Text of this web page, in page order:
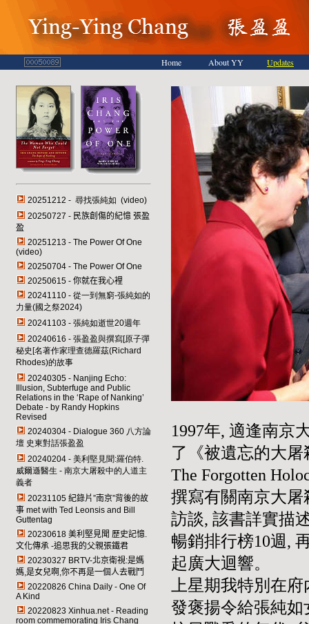
Home About YY Updates
20251212 - 尋找張純如 (video)
20250727 - 民族創傷的紀憶 張盈
盈
20251213 - The Power Of One
(video)
20250704 - The Power Of One
20250615 - 你就在我心裡
20241110 - 從一到無窮-張純如的
力量(國之祭2024)
20241103 - 張純如逝世20週年
20240616 - 張盈盈與撰寫[原子彈
秘史[名著作家理查德羅茲(Richard
Rhodes)的故事
20240305 - Nanjing Echo:
Illusion, Subterfuge and Public
Relations in the ‘Rape of Nanking’
Debate - by Randy Hopkins
Revised
20240304 - Dialogue 360 八方論
壇 史東對話張盈盈
20240204 - 美利堅見聞:羅伯特.
威爾遜醫生 - 南京大屠殺中的人道主
義者
20231105 紀錄片”南京”背後的故
事 met with Ted Leonsis and Bill
Guttentag
20230618 美利堅見聞 歷史記憶.
文化傳承 -追思我的父親張鐵君
20230327 BRTV-北京衛視:是媽
媽,是女兒啊,你不再是一個人去戰鬥
20220826 China Daily - One Of
A Kind
20220823 Xinhua.net - Reading
room commemorating Iris Chang
1997年, 適逢南京
了《被遺忘的大屠
The Forgotten
撰寫有關南京大
訪談, 該書詳實描
暢銷排行榜10週,
起廣大迴響。
上星期我特別在
發褒揚令給張純